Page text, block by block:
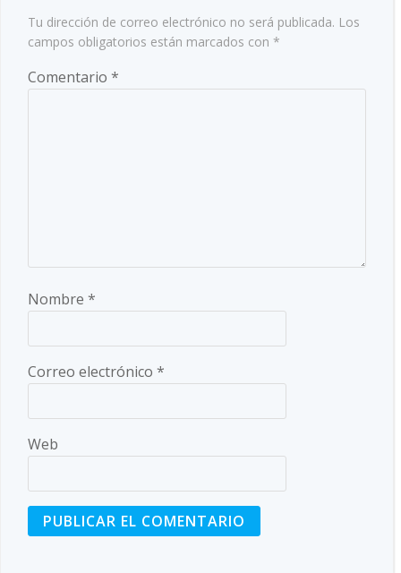
Tu dirección de correo electrónico no será publicada. Los
campos obligatorios están marcados con *
Comentario *
Nombre *
Correo electrónico *
Web